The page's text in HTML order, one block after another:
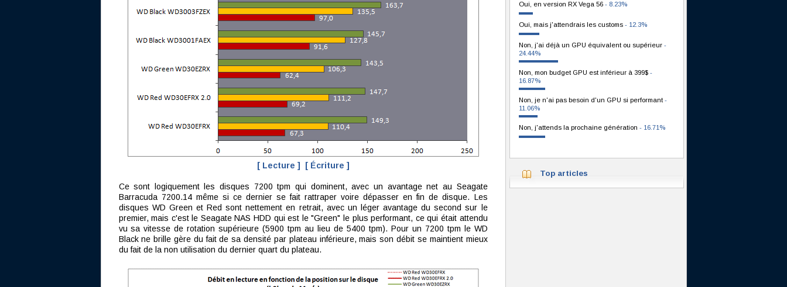
[ Lecture ] [ Écriture ]
Ce sont logiquement les disques 7200 tpm qui dominent, avec un avantage net au Seagate
Barracuda 7200.14 même si ce dernier se fait rattraper voire dépasser en fin de disque. Les
disques WD Green et Red sont nettement en retrait, avec un léger avantage du second sur le
premier, mais c'est le Seagate NAS HDD qui est le "Green" le plus performant, ce qui était attendu
vu sa vitesse de rotation supérieure (5900 tpm au lieu de 5400 tpm). Pour un 7200 tpm le WD
Black ne brille gère du fait de sa densité par plateau inférieure, mais son débit se maintient mieux
du fait de la non utilisation du dernier quart du plateau.
Oui, en version RX Vega 56 - 8.23%
Oui, mais j'attendrais les customs - 12.3%
Non, j'ai déjà un GPU équivalent ou supérieur -
24.44%
Non, mon budget GPU est inférieur à 399$ -
16.87%
Non, je n'ai pas besoin d'un GPU si performant -
11.06%
Non, j'attends la prochaine génération - 16.71%
Top articles